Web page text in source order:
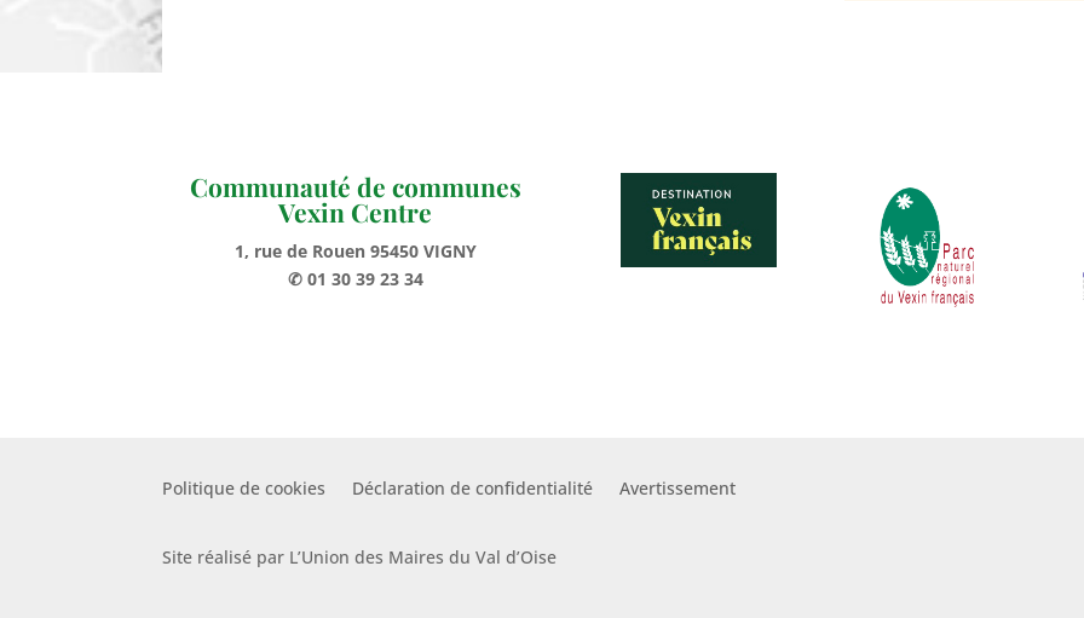
Communauté de communes
Vexin Centre
1, rue de Rouen 95450 VIGNY
✆ 01 30 39 23 34
Politique de cookies Déclaration de confidentialité Avertissement
Site réalisé par L’Union des Maires du Val d’Oise